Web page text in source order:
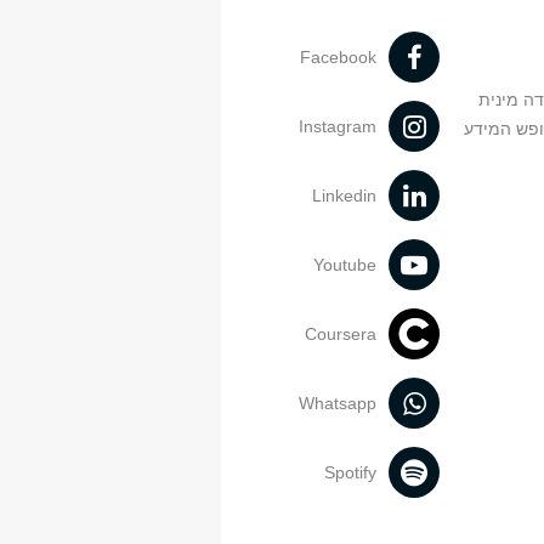
מינית
המידע
Facebook
Instagram
Linkedin
Youtube
Coursera
Whatsapp
Spotify